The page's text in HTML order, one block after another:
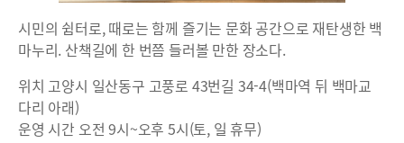
시민의 쉼터로, 때로는 함께 즐기는 문화 공간으로 재탄생한 백
마누리. 산책길에 한 번쯤 들러볼 만한 장소다.
위치 고양시 일산동구 고풍로 43번길 34-4(백마역 뒤 백마교
다리 아래)
운영 시간 오전 9시~오후 5시(토, 일 휴무)